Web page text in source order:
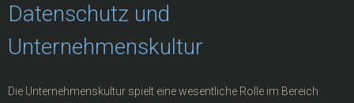
Datenschutz und
Unternehmenskultur
Die Unternehmenskultur spielt eine wesentliche Rolle im Bereich